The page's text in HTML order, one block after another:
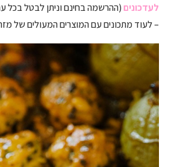
לעדכונים(ההרשמה בחינם וניתן לבטל בכל
– לעוד מתכונים עם המוצרים המעולים של